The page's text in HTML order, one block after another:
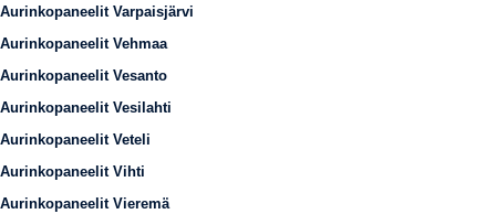
Aurinkopaneelit Varpaisjärvi
Aurinkopaneelit Vehmaa
Aurinkopaneelit Vesanto
Aurinkopaneelit Vesilahti
Aurinkopaneelit Veteli
Aurinkopaneelit Vihti
Aurinkopaneelit Vieremä